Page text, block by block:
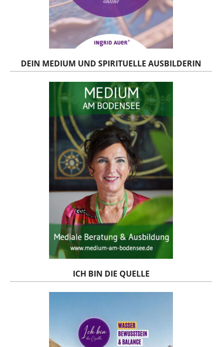
DEIN MEDIUM UND SPIRITUELLE AUSBILDERIN
ICH BIN DIE QUELLE